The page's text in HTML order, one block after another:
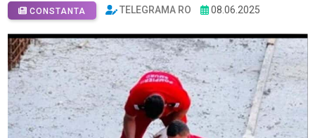
CONSTANTA TELEGRAMA RO 08.06.2025